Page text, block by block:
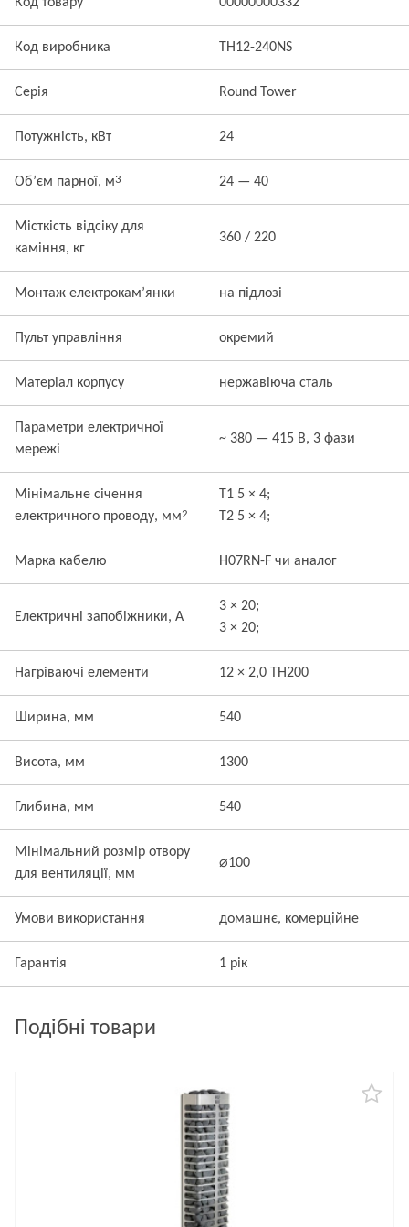
Код виробника TH12-240NS
Серія Round Tower
Потужність, кВт 24
Об’єм парної, м3 24 — 40
Місткість відсіку для
каміння, кг
360 / 220
Монтаж електрокам’янки на підлозі
Пульт управління окремий
Матеріал корпусу нержавіюча сталь
Параметри електричної
мережі
~ 380 — 415 В, 3 фази
Мінімальне січення
електричного проводу, мм2
T1 5 × 4;
T2 5 × 4;
Марка кабелю H07RN-F чи аналог
Електричні запобіжники, А
3 × 20;
3 × 20;
Нагріваючі елементи 12 × 2,0 TH200
Ширина, мм 540
Висота, мм 1300
Глибина, мм 540
Мінімальний розмір отвору
для вентиляції, мм
⌀100
Умови використання домашнє, комерційне
Гарантія 1 рік
Подібні товари